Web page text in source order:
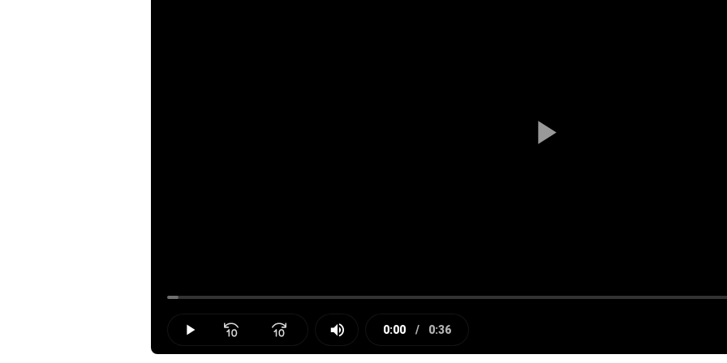
Loaded:
Play Mute 0:00
/
0:36